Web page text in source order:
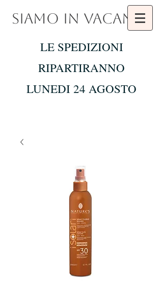
SIAMO IN VACANZA
LE SPEDIZIONI
RIPARTIRANNO
LUNEDI 24 AGOSTO